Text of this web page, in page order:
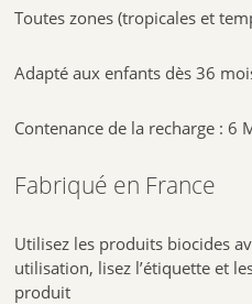
Chaque boite de bracelet contient
(pour 1 mois
Fabriqué en France
lisez l’étiquette et les informations
3760214050174
Toutes zones (tropicales et
Adapté aux enfants dès 36
Contenance de la recharge : 6
Fabriqué en France
Utilisez les produits biocides
utilisation, lisez l’étiquette et
produit